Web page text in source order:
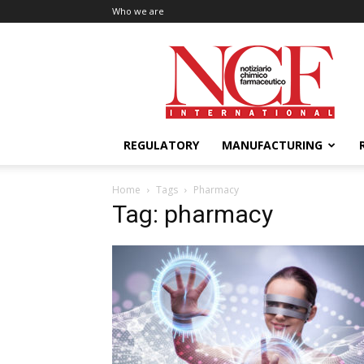
Who we are
NCF
International
REGULATORY MANUFACTURING
Home Tags Pharmacy
Tag: pharmacy